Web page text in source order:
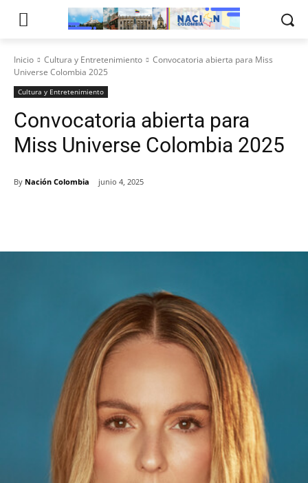
Inicio Cultura y Entretenimiento
Convocatoria abierta para Miss
Universe Colombia 2025
Cultura y Entretenimiento
Convocatoria abierta para
Miss Universe Colombia 2025
By Nación Colombia junio 4, 2025